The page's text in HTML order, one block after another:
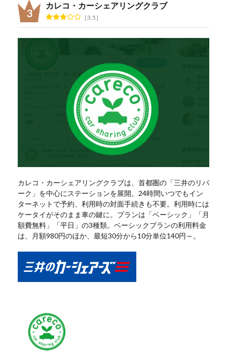
カレコ・カーシェアリングクラブ
3.5
カレコ・カーシェアリングクラブは、首都圏の「三井のリパ
ーク」を中心にステーションを展開。24時間いつでもイン
ターネットで予約、利用時の対面手続きも不要。利用時には
ケータイがそのまま車の鍵に。プランは「ベーシック」「月
額費無料」「平日」の3種類。ベーシックプランの利用料金
は、月額980円のほか、最短30分から10分単位140円～。